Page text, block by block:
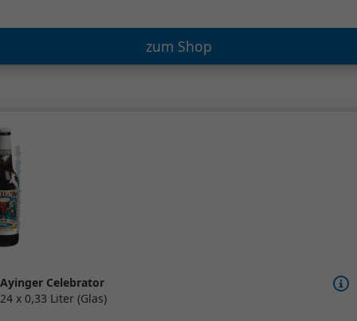
zum Shop
Ayinger Celebrator
24 x 0,33 Liter (Glas)